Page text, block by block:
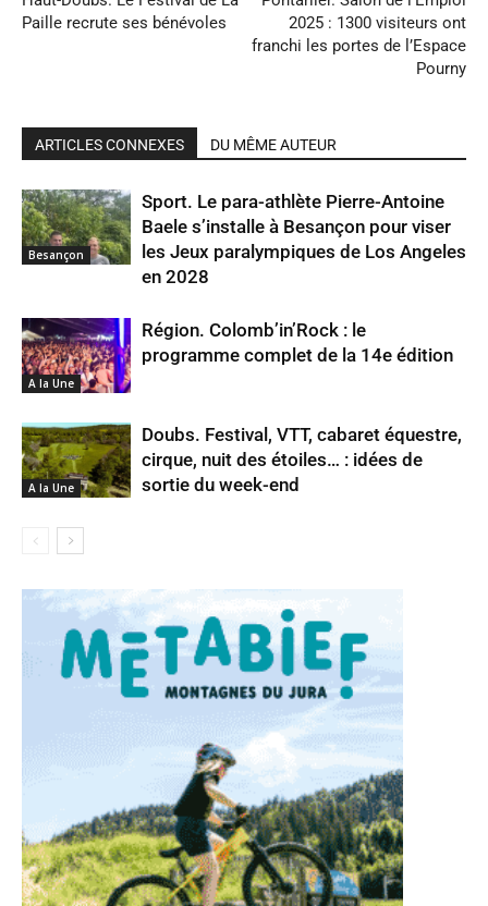
Paille recrute ses bénévoles
2025 : 1300 visiteurs ont
franchi les portes de l’Espace
Pourny
ARTICLES CONNEXES DU MÊME AUTEUR
Besançon
Sport. Le para-athlète Pierre-Antoine
Baele s’installe à Besançon pour viser
les Jeux paralympiques de Los Angeles
en 2028
A la Une
Région. Colomb’in’Rock : le
programme complet de la 14e édition
A la Une
Doubs. Festival, VTT, cabaret équestre,
cirque, nuit des étoiles… : idées de
sortie du week-end